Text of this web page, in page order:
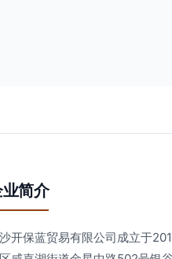
简介
开保蓝贸易有限公司成立于